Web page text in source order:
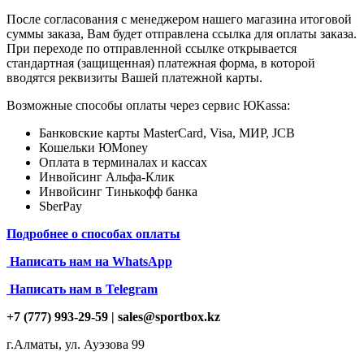
После согласования с менеджером нашего магазина итоговой
суммы заказа, Вам будет отправлена ссылка для оплаты заказа.
При переходе по отправленной ссылке открывается
стандартная (защищенная) платежная форма, в которой
вводятся реквизиты Вашей платежной карты.
Возможные способы оплаты через сервис ЮKassa:
Банковские карты MasterCard, Visa, МИР, JCB
Кошельки ЮMoney
Оплата в терминалах и кассах
Инвойсинг Альфа-Клик
Инвойсинг Тинькофф банка
SberPay
Подробнее о способах оплаты
Написать нам на WhatsApp
Написать нам в Telegram
+7 (777) 993-29-59 | sales@sportbox.kz
г.Алматы, ул. Ауэзова 99